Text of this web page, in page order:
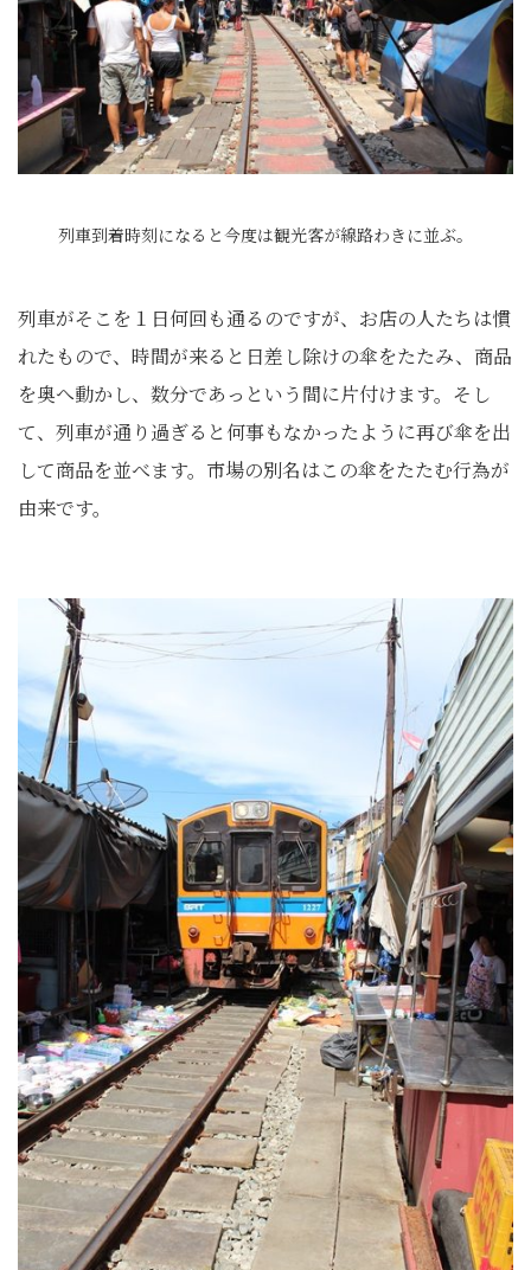
列車到着時刻になると今度は観光客が線路わきに並ぶ。
列車がそこを１日何回も通るのですが、お店の人たちは慣
れたもので、時間が来ると日差し除けの傘をたたみ、商品
を奥へ動かし、数分であっという間に片付けます。そし
て、列車が通り過ぎると何事もなかったように再び傘を出
して商品を並べます。市場の別名はこの傘をたたむ行為が
由来です。